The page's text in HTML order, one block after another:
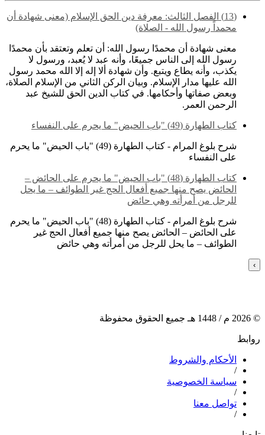
(13) الفصل الثالث: معرفة دين الحق الإسلام (معنى شهادة أن
محمداً رسول الله - الصلاة)
معنى شهادة أن محمدًا رسول الله: أن تعلم وتعتقد بأن محمدًا
رسول الله إلى الناس جميعًا، وأنه عبد لا يُعبد، ورسول لا
يكذب، وأنه يطاع ويتبع. وأن شهادة ألا إله إلا الله محمد رسول
الله عليها مدار الإسلام. وبيان الركن الثاني من الإسلام الصلاة،
وبعض صفاتها وأحكامها. في كتاب الدين الحق للشيخ عبد
الرحمن العمر.
كتاب الطهارة (49) "باب الحيض" ما يحرم على النفساء
شرح بلوغ المرام - كتاب الطهارة (49) "باب الحيض" ما يحرم
على النفساء
كتاب الطهارة (48) "باب الحيض" ما يحرم على الحائض –
الحائض يصح منها جميع أفعال الحج غير الطوائف – ما يحل
للرجل من أمرأته وهي حائض
شرح بلوغ المرام - كتاب الطهارة (48) "باب الحيض" ما يحرم
على الحائض – الحائض يصح منها جميع أفعال الحج غير
الطوائف – ما يحل للرجل من أمرأته وهي حائض
›
©
2026 م / 1448 هـ جميع الحقوق محفوظة
روابط
الأحكام والشروط
/
سياسة الخصوصية
/
تواصل معنا
/